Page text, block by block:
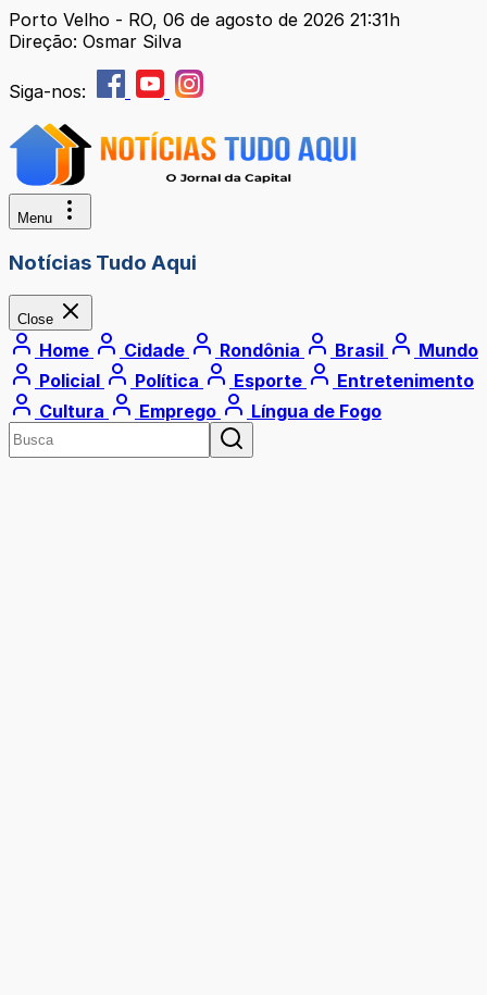
Porto Velho - RO, 06 de agosto de 2026 21:31h
Direção: Osmar Silva
Siga-nos:
Menu
Notícias Tudo Aqui
Close
Home Cidade Rondônia Brasil
Mundo
Policial
Política Esporte
Entretenimento
Cultura
Emprego Língua de Fogo